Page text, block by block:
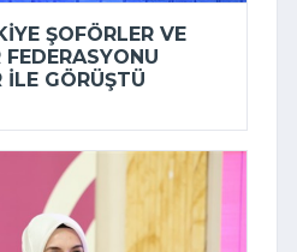
ŞOFÖRLER VE
ILE GÖRÜŞTÜ